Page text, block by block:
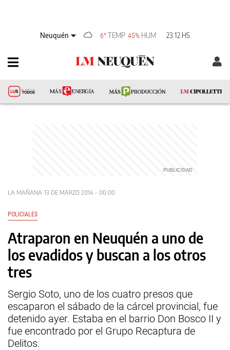
Neuquén 6° TEMP 45% HUM 23:12 HS
LA MAÑANA 13 DE MARZO 2014 - 00:00
POLICIALES
Atraparon en Neuquén a uno de
los evadidos y buscan a los otros
tres
Sergio Soto, uno de los cuatro presos que
escaparon el sábado de la cárcel provincial, fue
detenido ayer. Estaba en el barrio Don Bosco II y
fue encontrado por el Grupo Recaptura de
Delitos.